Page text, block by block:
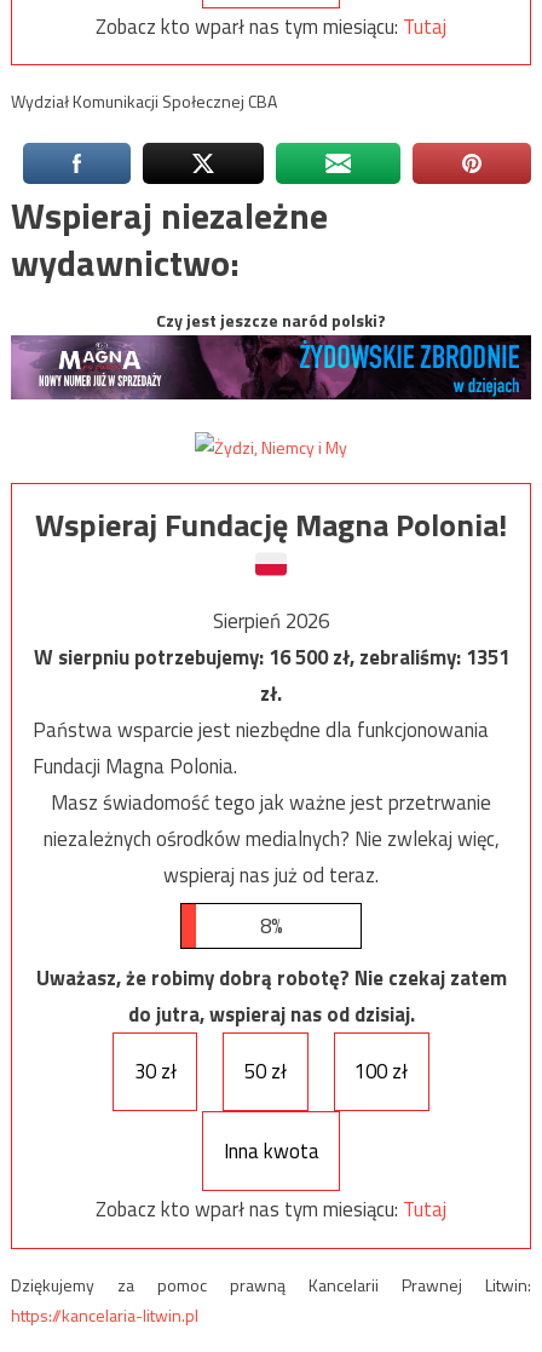
Zobacz kto wparł nas tym miesiącu: Tutaj
Wydział Komunikacji Społecznej CBA
Wspieraj niezależne
wydawnictwo:
Czy jest jeszcze naród polski?
Wspieraj Fundację Magna Polonia!
Sierpień 2026
W sierpniu potrzebujemy:16 500zł, zebraliśmy:1351
zł.
Państwa wsparcie jest niezbędne dla funkcjonowania
Fundacji Magna Polonia.
Masz świadomość tego jak ważne jest przetrwanie
niezależnych ośrodków medialnych? Nie zwlekaj więc,
wspieraj nas już od teraz.
8%
Uważasz, że robimy dobrą robotę? Nie czekaj zatem
do jutra, wspieraj nas od dzisiaj.
30 zł
50 zł 100 zł
Inna kwota
Zobacz kto wparł nas tym miesiącu: Tutaj
Dziękujemy za pomoc prawną Kancelarii Prawnej Litwin:
https://kancelaria-litwin.pl